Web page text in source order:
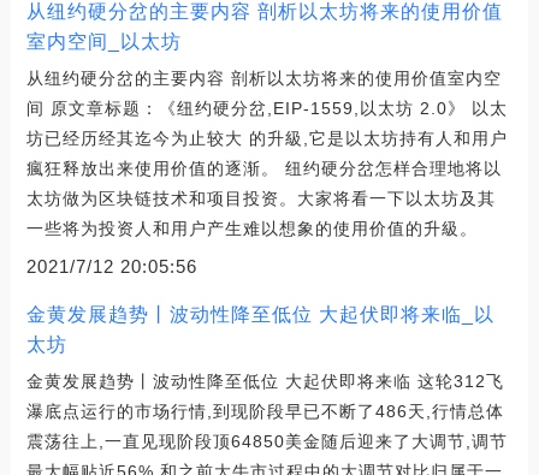
从纽约硬分岔的主要内容 剖析以太坊将来的使用价值
室内空间_以太坊
从纽约硬分岔的主要内容 剖析以太坊将来的使用价值室内空
间 原文章标题：《纽约硬分岔,EIP-1559,以太坊 2.0》 以太
坊已经历经其迄今为止较大 的升級,它是以太坊持有人和用户
瘋狂释放出来使用价值的逐渐。 纽约硬分岔怎样合理地将以
太坊做为区块链技术和项目投资。大家将看一下以太坊及其
一些将为投资人和用户产生难以想象的使用价值的升級。
2021/7/12 20:05:56
金黄发展趋势丨波动性降至低位 大起伏即将来临_以
太坊
金黄发展趋势丨波动性降至低位 大起伏即将来临 这轮312飞
瀑底点运行的市场行情,到现阶段早已不断了486天,行情总体
震荡往上,一直见现阶段顶64850美金随后迎来了大调节,调节